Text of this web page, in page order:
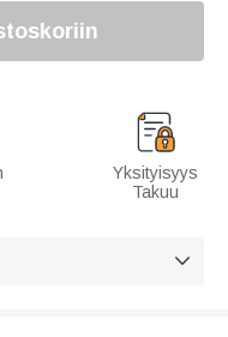
Yksityisyys
Takuu
